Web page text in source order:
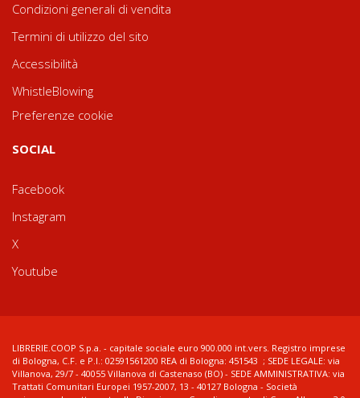
Condizioni generali di vendita
Termini di utilizzo del sito
Accessibilità
WhistleBlowing
Preferenze cookie
SOCIAL
Facebook
Instagram
X
Youtube
LIBRERIE.COOP S.p.a. - capitale sociale euro 900.000 int.vers. Registro imprese
di Bologna, C.F. e P.I.: 02591561200 REA di Bologna: 451543 ; SEDE LEGALE: via
Villanova, 29/7 - 40055 Villanova di Castenaso (BO) - SEDE AMMINISTRATIVA: via
Trattati Comunitari Europei 1957-2007, 13 - 40127 Bologna - Società